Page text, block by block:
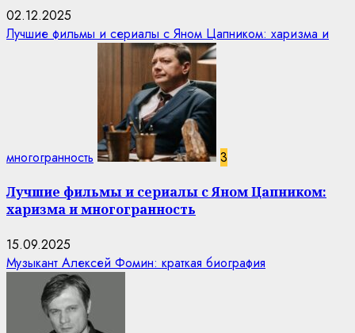
02.12.2025
Лучшие фильмы и сериалы с Яном Цапником: харизма и
многогранность 3
Лучшие фильмы и сериалы с Яном Цапником:
харизма и многогранность
15.09.2025
Музыкант Алексей Фомин: краткая биография